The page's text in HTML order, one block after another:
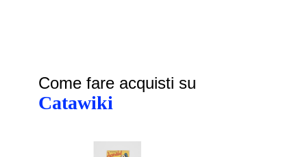
Come fare acquisti su
Catawiki